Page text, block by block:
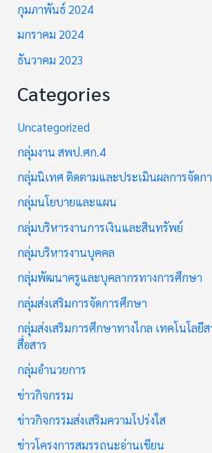
กุมภาพันธ์ 2024
มกราคม 2024
ธันวาคม 2023
Categories
Uncategorized
กลุ่มงาน สพป.ศก.4
กลุ่มนิเทศ ติดตามและประเมินผลการจัดก
กลุ่มนโยบายและแผน
กลุ่มบริหารงานการเงินและสินทรัพย์
กลุ่มบริหารงานบุคคล
กลุ่มพัฒนาครูและบุคลากรทางการศึกษา
กลุ่มส่งเสริมการจัดการศึกษา
กลุ่มส่งเสริมการศึกษาทางไกล เทคโนโลยี
สื่อสาร
กลุ่มอำนวยการ
ข่าวกิจกรรม
ข่าวกิจกรรมส่งเสริมความโปร่งใส
ข่าวโครงการสมรรถนะอ่านเขียน